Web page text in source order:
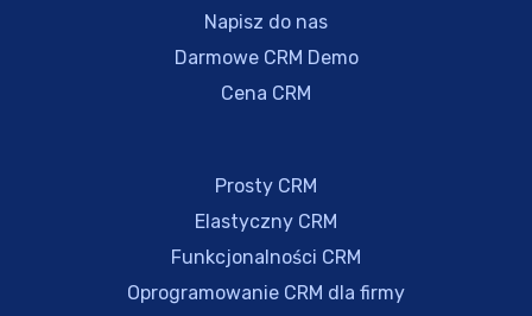
Napisz do nas
Darmowe CRM Demo
Cena CRM
Prosty CRM
Elastyczny CRM
Funkcjonalności CRM
Oprogramowanie CRM dla firmy